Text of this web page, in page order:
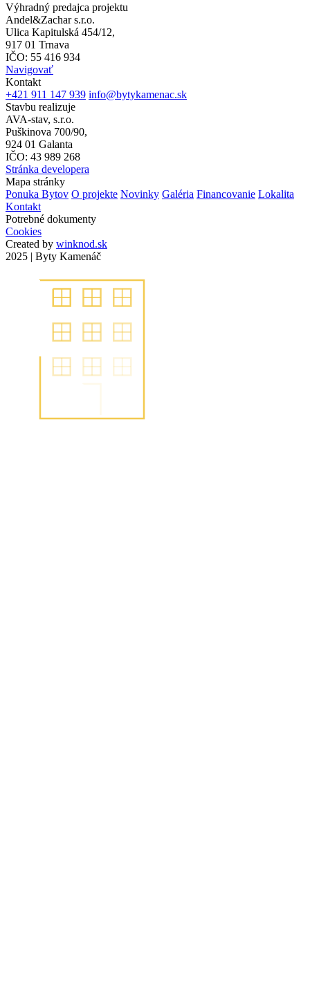
Výhradný predajca projektu
Andel&Zachar s.r.o.
Ulica Kapitulská 454/12,
917 01 Trnava
IČO: 55 416 934
Navigovať
Kontakt
+421 911 147 939 info@bytykamenac.sk
Stavbu realizuje
AVA-stav, s.r.o.
Puškinova 700/90,
924 01 Galanta
IČO: 43 989 268
Stránka developera
Mapa stránky
Ponuka Bytov O projekte Novinky Galéria Financovanie Lokalita
Kontakt
Potrebné dokumenty
Cookies
Created by winknod.sk
2025 | Byty Kamenáč